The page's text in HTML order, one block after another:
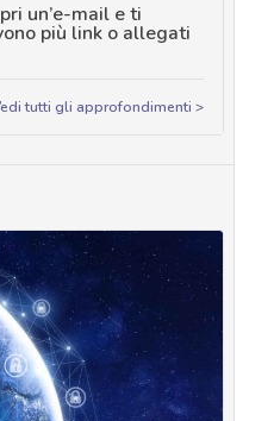
un’e-mail e ti
più link o allegati
tutti gli approfondimenti >